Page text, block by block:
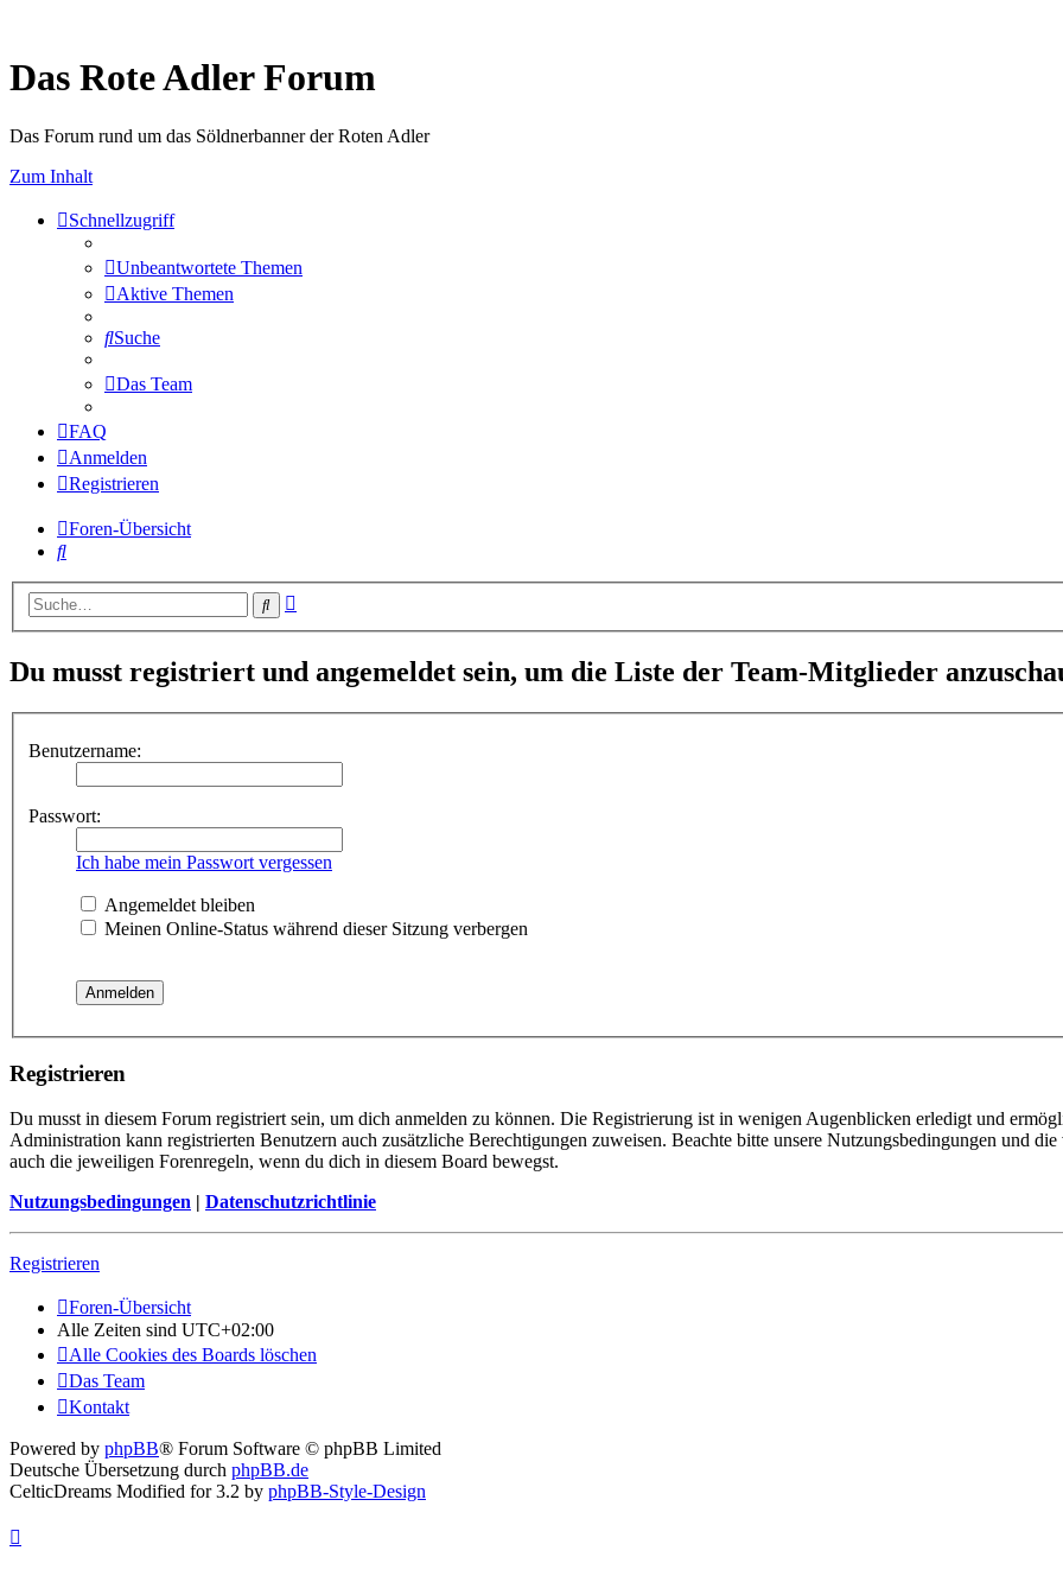
Das Rote Adler Forum
Das Forum rund um das Söldnerbanner der Roten Adler
Zum Inhalt
Schnellzugriff
Unbeantwortete Themen
Aktive Themen
Suche
Das Team
FAQ
Anmelden
Registrieren
Foren-Übersicht
Suche
Suche
Du musst registriert und angemeldet sein, um die Liste der Team-Mitglieder
Benutzername:
Passwort:
Ich habe mein Passwort vergessen
Angemeldet bleiben
Meinen Online-Status während dieser Sitzung verbergen
Registrieren
Du musst in diesem Forum registriert sein, um dich anmelden zu können. Die Registrierung ist in wenigen Augenblicken erledigt und
Administration kann registrierten Benutzern auch zusätzliche Berechtigungen zuweisen. Beachte bitte unsere Nutzungsbedingungen und
auch die jeweiligen Forenregeln, wenn du dich in diesem Board bewegst.
Nutzungsbedingungen | Datenschutzrichtlinie
Registrieren
Foren-Übersicht
Alle Zeiten sind UTC+02:00
Alle Cookies des Boards löschen
Das Team
Kontakt
Powered by phpBB® Forum Software © phpBB Limited
Deutsche Übersetzung durch phpBB.de
CelticDreams Modified for 3.2 by phpBB-Style-Design